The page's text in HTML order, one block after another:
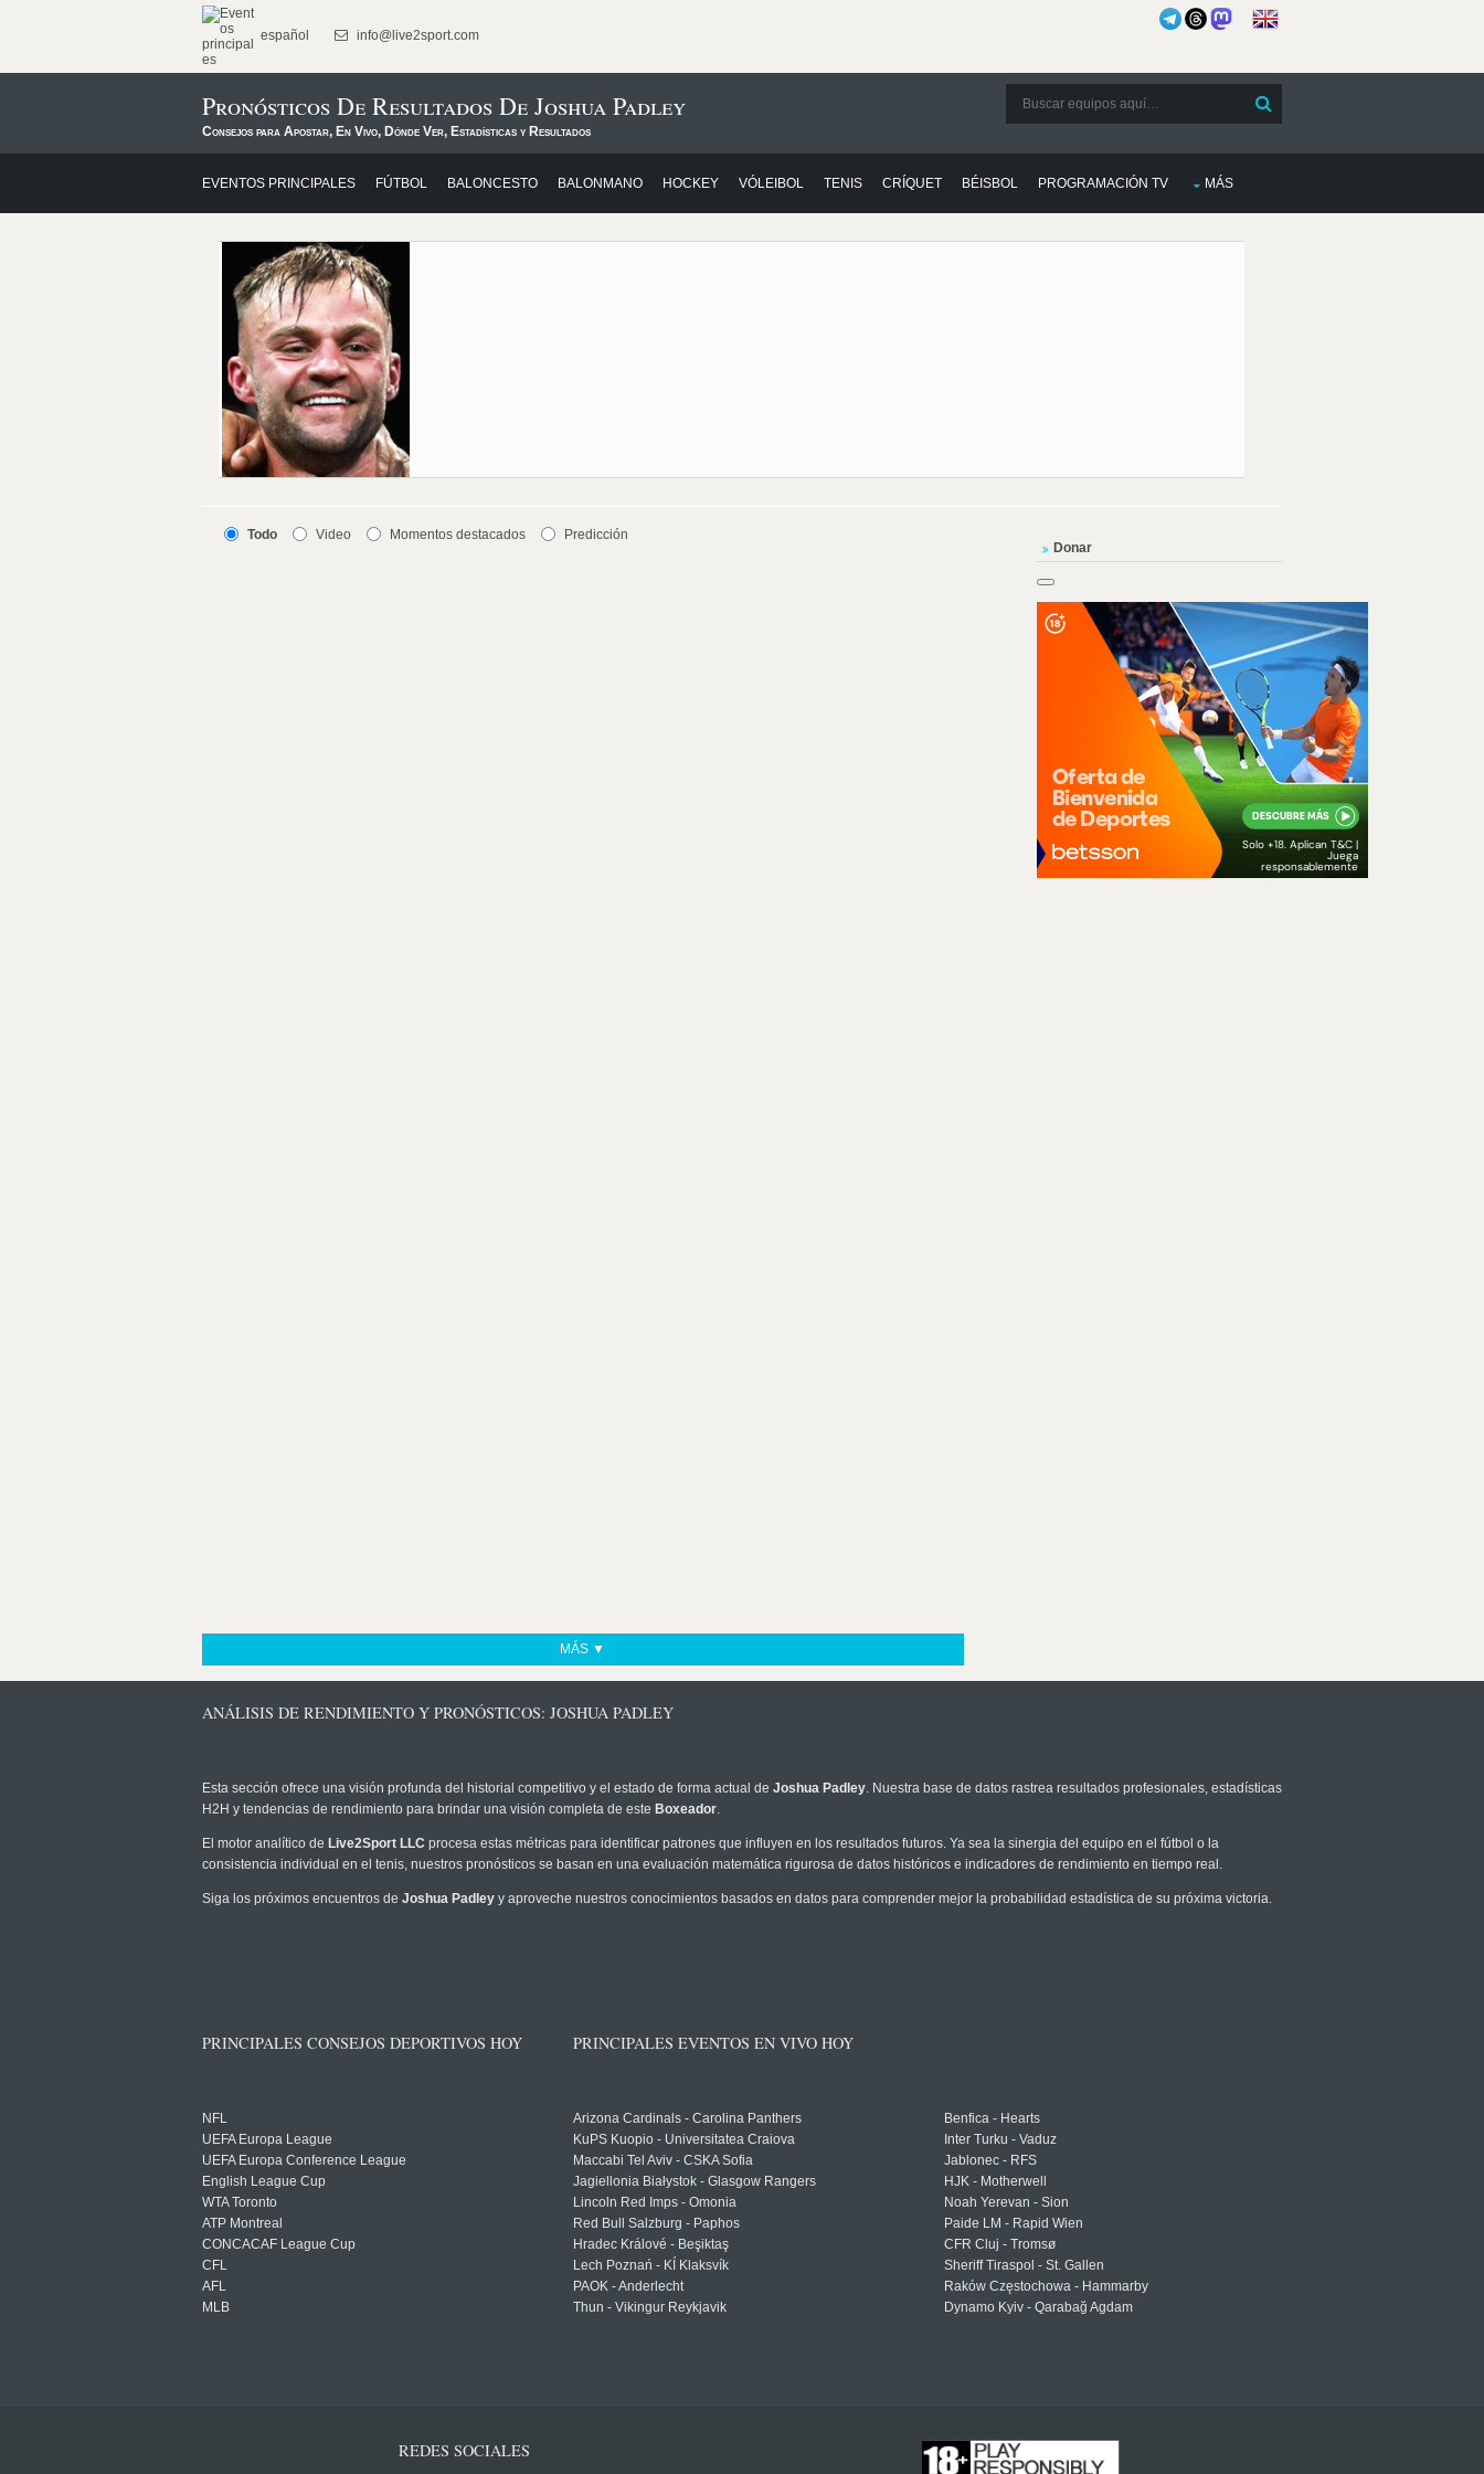
español info@live2sport.com
Pronósticos De Resultados De Joshua Padley
Consejos para Apostar, En Vivo, Dónde Ver, Estadísticas y Resultados
EVENTOS PRINCIPALES FÚTBOL BALONCESTO BALONMANO HOCKEY VÓLEIBOL TENIS CRÍQUET BÉISBOL PROGRAMACIÓN TV MÁS
Todo Video Momentos destacados Predicción
MÁS ▼
Donar
ANÁLISIS DE RENDIMIENTO Y PRONÓSTICOS: JOSHUA PADLEY
Esta sección ofrece una visión profunda del historial competitivo y el estado de forma actual de Joshua Padley. Nuestra base de datos rastrea resultados profesionales, estadísticas
H2H y tendencias de rendimiento para brindar una visión completa de este Boxeador.
El motor analítico de Live2Sport LLC procesa estas métricas para identificar patrones que influyen en los resultados futuros. Ya sea la sinergia del equipo en el fútbol o la
consistencia individual en el tenis, nuestros pronósticos se basan en una evaluación matemática rigurosa de datos históricos e indicadores de rendimiento en tiempo real.
Siga los próximos encuentros de Joshua Padley y aproveche nuestros conocimientos basados en datos para comprender mejor la probabilidad estadística de su próxima victoria.
PRINCIPALES CONSEJOS DEPORTIVOS HOY
NFL
UEFA Europa League
UEFA Europa Conference League
English League Cup
WTA Toronto
ATP Montreal
CONCACAF League Cup
CFL
AFL
MLB
PRINCIPALES EVENTOS EN VIVO HOY
Arizona Cardinals - Carolina Panthers
KuPS Kuopio - Universitatea Craiova
Maccabi Tel Aviv - CSKA Sofia
Jagiellonia Białystok - Glasgow Rangers
Lincoln Red Imps - Omonia
Red Bull Salzburg - Paphos
Hradec Králové - Beşiktaş
Lech Poznań - KÍ Klaksvík
PAOK - Anderlecht
Thun - Vikingur Reykjavik
Benfica - Hearts
Inter Turku - Vaduz
Jablonec - RFS
HJK - Motherwell
Noah Yerevan - Sion
Paide LM - Rapid Wien
CFR Cluj - Tromsø
Sheriff Tiraspol - St. Gallen
Raków Częstochowa - Hammarby
Dynamo Kyiv - Qarabağ Agdam
REDES SOCIALES